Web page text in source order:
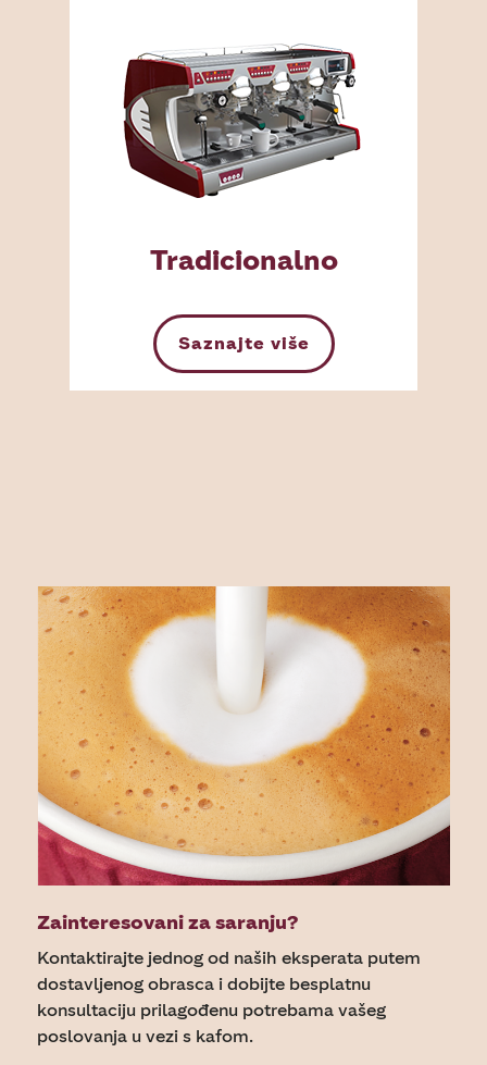
Tradicionalno
Saznajte više
Zainteresovani za saranju?
Kontaktirajte jednog od naših eksperata putem
dostavljenog obrasca i dobijte besplatnu
konsultaciju prilagođenu potrebama vašeg
poslovanja u vezi s kafom.